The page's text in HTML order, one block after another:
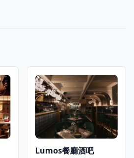
Lumos餐廳酒吧